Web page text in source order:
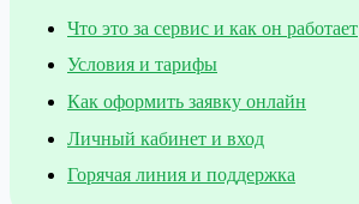
Что это за сервис и как он работает
Условия и тарифы
Как оформить заявку онлайн
Личный кабинет и вход
Горячая линия и поддержка